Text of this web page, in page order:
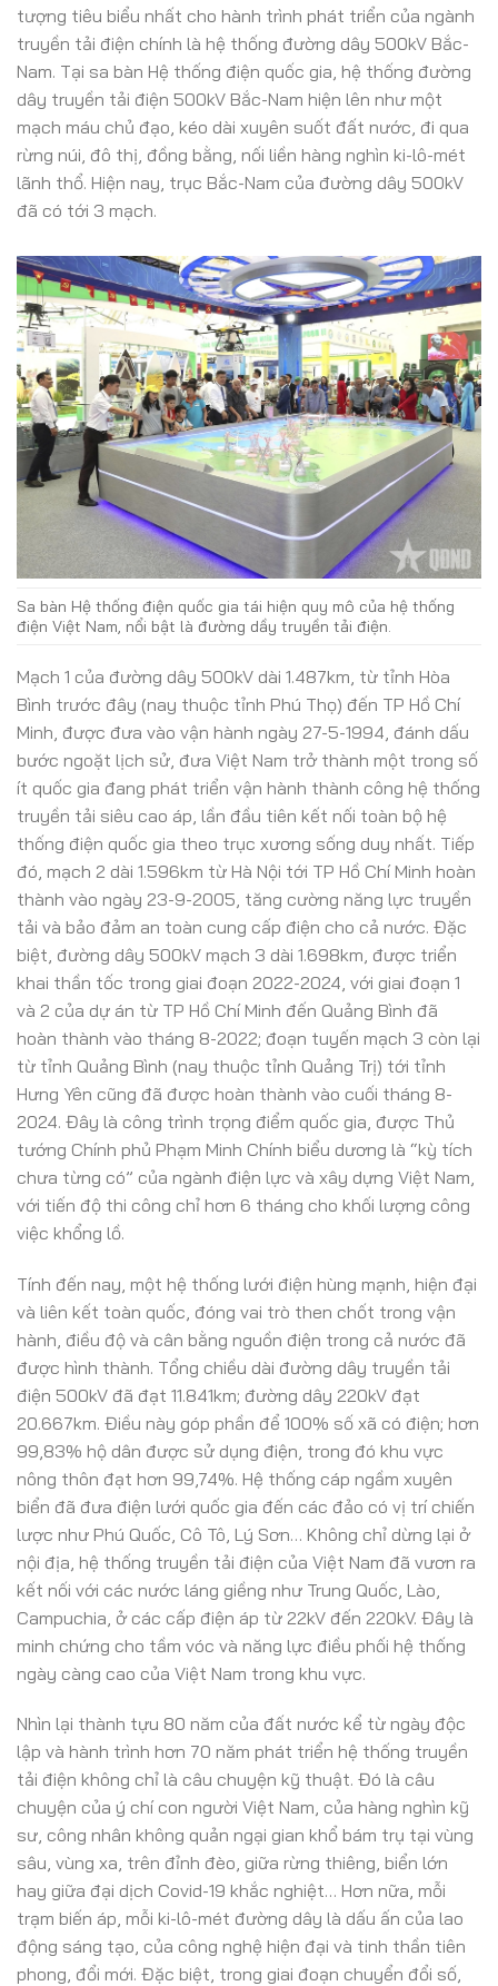
tượng tiêu biểu nhất cho hành trình phát triển của ngành
truyền tải điện chính là hệ thống đường dây 500kV Bắc-
Nam. Tại sa bàn Hệ thống điện quốc gia, hệ thống đường
dây truyền tải điện 500kV Bắc-Nam hiện lên như một
mạch máu chủ đạo, kéo dài xuyên suốt đất nước, đi qua
rừng núi, đô thị, đồng bằng, nối liền hàng nghìn ki-lô-mét
lãnh thổ. Hiện nay, trục Bắc-Nam của đường dây 500kV
đã có tới 3 mạch.
Sa bàn Hệ thống điện quốc gia tái hiện quy mô của hệ thống
điện Việt Nam, nổi bật là đường dầy truyền tải điện.
Mạch 1 của đường dây 500kV dài 1.487km, từ tỉnh Hòa
Bình trước đây (nay thuộc tỉnh Phú Thọ) đến TP Hồ Chí
Minh, được đưa vào vận hành ngày 27-5-1994, đánh dấu
bước ngoặt lịch sử, đưa Việt Nam trở thành một trong số
ít quốc gia đang phát triển vận hành thành công hệ thống
truyền tải siêu cao áp, lần đầu tiên kết nối toàn bộ hệ
thống điện quốc gia theo trục xương sống duy nhất. Tiếp
đó, mạch 2 dài 1.596km từ Hà Nội tới TP Hồ Chí Minh hoàn
thành vào ngày 23-9-2005, tăng cường năng lực truyền
tải và bảo đảm an toàn cung cấp điện cho cả nước. Đặc
biệt, đường dây 500kV mạch 3 dài 1.698km, được triển
khai thần tốc trong giai đoạn 2022-2024, với giai đoạn 1
và 2 của dự án từ TP Hồ Chí Minh đến Quảng Bình đã
hoàn thành vào tháng 8-2022; đoạn tuyến mạch 3 còn lại
từ tỉnh Quảng Bình (nay thuộc tỉnh Quảng Trị) tới tỉnh
Hưng Yên cũng đã được hoàn thành vào cuối tháng 8-
2024. Đây là công trình trọng điểm quốc gia, được Thủ
tướng Chính phủ Phạm Minh Chính biểu dương là “kỳ tích
chưa từng có” của ngành điện lực và xây dựng Việt Nam,
với tiến độ thi công chỉ hơn 6 tháng cho khối lượng công
việc khổng lồ.
Tính đến nay, một hệ thống lưới điện hùng mạnh, hiện đại
và liên kết toàn quốc, đóng vai trò then chốt trong vận
hành, điều độ và cân bằng nguồn điện trong cả nước đã
được hình thành. Tổng chiều dài đường dây truyền tải
điện 500kV đã đạt 11.841km; đường dây 220kV đạt
20.667km. Điều này góp phần để 100% số xã có điện; hơn
99,83% hộ dân được sử dụng điện, trong đó khu vực
nông thôn đạt hơn 99,74%. Hệ thống cáp ngầm xuyên
biển đã đưa điện lưới quốc gia đến các đảo có vị trí chiến
lược như Phú Quốc, Cô Tô, Lý Sơn… Không chỉ dừng lại ở
nội địa, hệ thống truyền tải điện của Việt Nam đã vươn ra
kết nối với các nước láng giềng như Trung Quốc, Lào,
Campuchia, ở các cấp điện áp từ 22kV đến 220kV. Đây là
minh chứng cho tầm vóc và năng lực điều phối hệ thống
ngày càng cao của Việt Nam trong khu vực.
Nhìn lại thành tựu 80 năm của đất nước kể từ ngày độc
lập và hành trình hơn 70 năm phát triển hệ thống truyền
tải điện không chỉ là câu chuyện kỹ thuật. Đó là câu
chuyện của ý chí con người Việt Nam, của hàng nghìn kỹ
sư, công nhân không quản ngại gian khổ bám trụ tại vùng
sâu, vùng xa, trên đỉnh đèo, giữa rừng thiêng, biển lớn
hay giữa đại dịch Covid-19 khắc nghiệt… Hơn nữa, mỗi
trạm biến áp, mỗi ki-lô-mét đường dây là dấu ấn của lao
động sáng tạo, của công nghệ hiện đại và tinh thần tiên
phong, đổi mới. Đặc biệt, trong giai đoạn chuyển đổi số,